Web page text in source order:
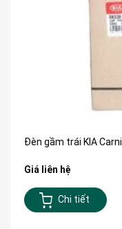
Đèn gầm trái KIA
Giá liên hệ
Chi tiết